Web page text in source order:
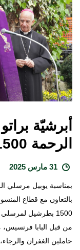
أبرشيّة
الرحمة 1500 بطرشيل
بمناسبة يوبيل مرسلي
بالتعاون مع قطاع
1500 بطرشيل
من قبل البابا
حاملين الغفران